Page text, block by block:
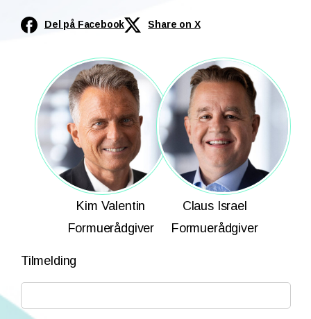
Del på Facebook Share on X
Kim Valentin
Formuerådgiver
Claus Israel
Formuerådgiver
Tilmelding